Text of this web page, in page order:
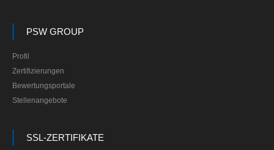
PSW GROUP
Profil
Zertifizierungen
Bewertungsportale
Stellenangebote
SSL-ZERTIFIKATE